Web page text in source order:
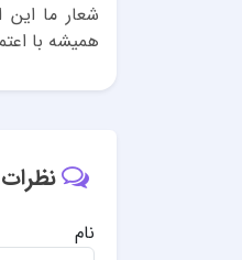
شعار ما
همیشه با
نظرات
نام